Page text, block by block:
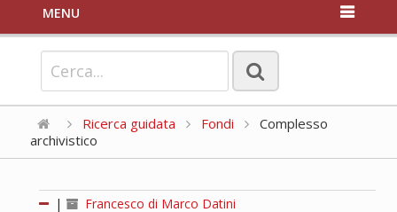
MENU
Ricerca guidata Fondi
Complesso
archivistico
| Francesco di Marco Datini